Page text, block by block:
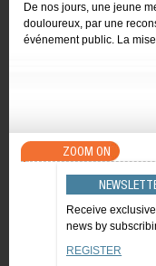
De nos jours, une jeune
douloureux, par une
événement public. La
ZOOM ON
Receive
news by
REGISTER